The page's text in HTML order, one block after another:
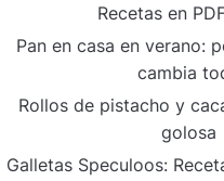
Recetas en
Pan en casa en verano:
cambia
Rollos de pistacho y
golosa
Galletas Speculoos: